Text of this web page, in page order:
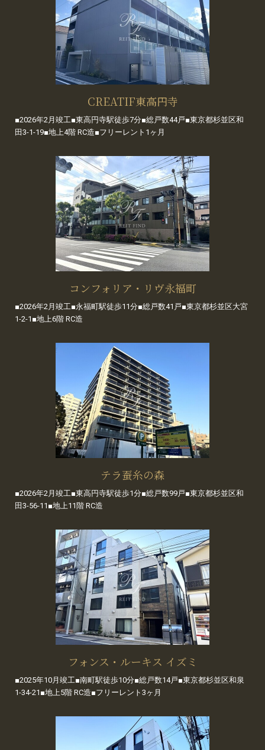
CREATIF東高円寺
■2026年2月竣工■東高円寺駅徒歩7分■総戸数44戸■東京都杉並区和
田3-1-19■地上4階 RC造■フリーレント1ヶ月
コンフォリア・リヴ永福町
■2026年2月竣工■永福町駅徒歩11分■総戸数41戸■東京都杉並区大宮
1-2-1■地上6階 RC造
テラ蚕糸の森
■2026年2月竣工■東高円寺駅徒歩1分■総戸数99戸■東京都杉並区和
田3-56-11■地上11階 RC造
フォンス・ルーキス イズミ
■2025年10月竣工■南町駅徒歩10分■総戸数14戸■東京都杉並区和泉
1-34-21■地上5階 RC造■フリーレント3ヶ月